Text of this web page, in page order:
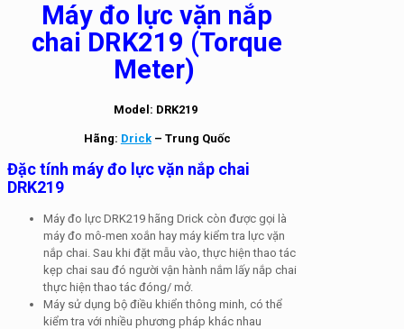
Máy đo lực vặn nắp
chai DRK219 (Torque
Meter)
Model: DRK219
Hãng: Drick– Trung Quốc
Đặc tính máy đo lực vặn nắp chai
DRK219
Máy đo lực DRK219 hãng Drick còn được gọi là
máy đo mô-men xoắn hay máy kiểm tra lực vặn
nắp chai. Sau khi đặt mẫu vào, thực hiện thao tác
kẹp chai sau đó người vận hành nắm lấy nắp chai
thực hiện thao tác đóng/ mở.
Máy sử dụng bộ điều khiển thông minh, có thể
kiểm tra với nhiều phương pháp khác nhau